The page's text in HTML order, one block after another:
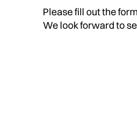
Please fill out the
We look forward to